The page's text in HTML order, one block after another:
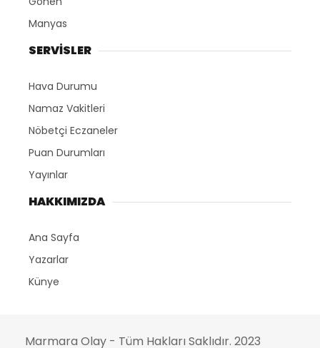
Manyas
SERVİSLER
Hava Durumu
Namaz Vakitleri
Nöbetçi Eczaneler
Puan Durumları
Yayınlar
HAKKIMIZDA
Ana Sayfa
Yazarlar
Künye
Marmara Olay - Tüm Hakları Saklıdır. 2023